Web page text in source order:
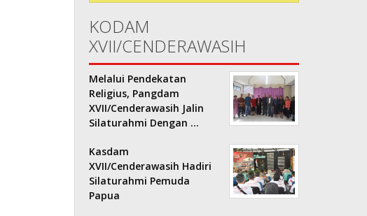
KODAM
XVII/CENDERAWASIH
Melalui Pendekatan
Religius, Pangdam
XVII/Cenderawasih Jalin
Silaturahmi Dengan …
Kasdam
XVII/Cenderawasih Hadiri
Silaturahmi Pemuda
Papua